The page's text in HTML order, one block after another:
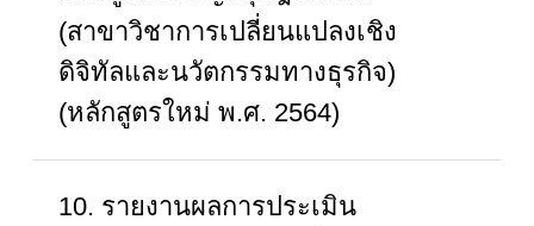
(สาขาวิชาการเปลี่ยนแปลงเชิง
ดิจิทัลและนวัตกรรมทางธุรกิจ)
(หลักสูตรใหม่ พ.ศ. 2564)
10. รายงานผลการประเมิน